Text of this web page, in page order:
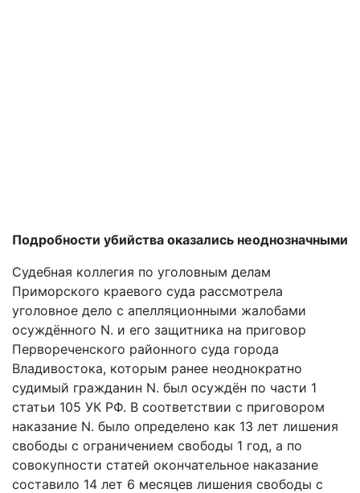
Подробности убийства оказались неоднозначными
Судебная коллегия по уголовным делам
Приморского краевого суда рассмотрела
уголовное дело с апелляционными жалобами
осуждённого N. и его защитника на приговор
Первореченского районного суда города
Владивостока, которым ранее неоднократно
судимый гражданин N. был осуждён по части 1
статьи 105 УК РФ. В соответствии с приговором
наказание N. было определено как 13 лет лишения
свободы с ограничением свободы 1 год, а по
совокупности статей окончательное наказание
составило 14 лет 6 месяцев лишения свободы с